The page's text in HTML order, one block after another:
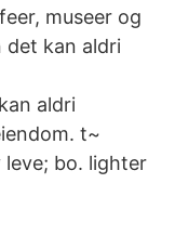
museer og
kan aldri
aldri
t~
bo. lighter